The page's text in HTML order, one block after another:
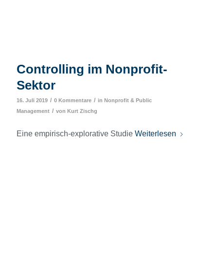
Controlling im Nonprofit-
Sektor
16. Juli 2019 / 0 Kommentare / in Nonprofit & Public
Management / von Kurt Zischg
Eine empirisch-explorative Studie Weiterlesen